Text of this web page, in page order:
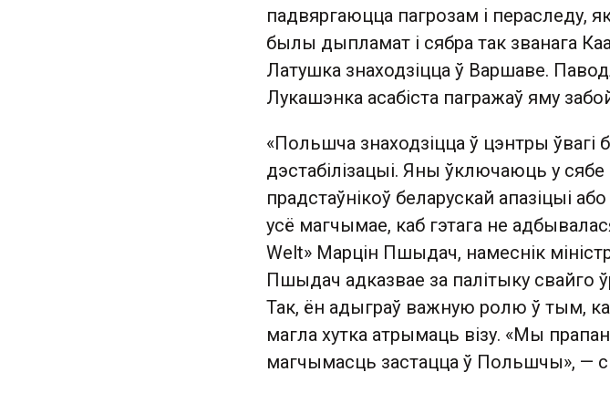
падвяргаюцца пагрозам і пераследу,
былы дыпламат і сябра так званага
Латушка знаходзіцца ў Варшаве.
Лукашэнка асабіста пагражаў яму
«Польшча знаходзіцца ў цэнтры ўвагі
дэстабілізацыі. Яны ўключаюць у сябе
прадстаўнікоў беларускай апазіцыі
усё магчымае, каб гэтага не
Welt» Марцін Пшыдач, намеснік
Пшыдач адказвае за палітыку свайго
Так, ён адыграў важную ролю ў тым,
магла хутка атрымаць візу. «Мы
магчымасць застацца ў Польшчы», —